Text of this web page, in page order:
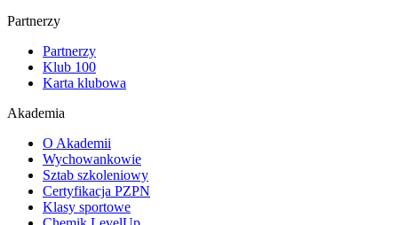
Partnerzy
Partnerzy
Klub 100
Karta klubowa
Akademia
O Akademii
Wychowankowie
Sztab szkoleniowy
Certyfikacja PZPN
Klasy sportowe